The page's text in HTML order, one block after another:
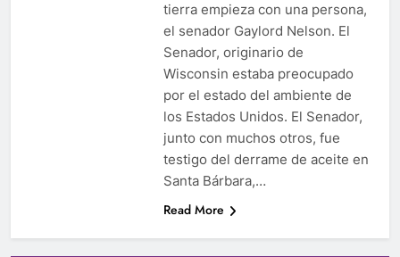
tierra empieza con una persona,
el senador Gaylord Nelson. El
Senador, originario de
Wisconsin estaba preocupado
por el estado del ambiente de
los Estados Unidos. El Senador,
junto con muchos otros, fue
testigo del derrame de aceite en
Santa Bárbara,…
Read More